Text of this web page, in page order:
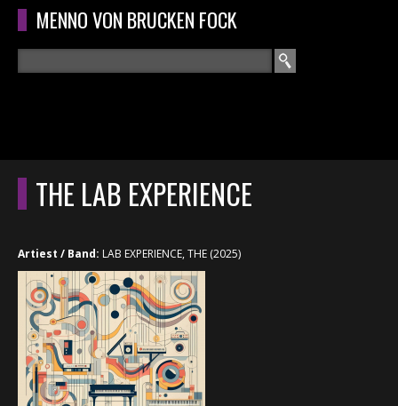
Overslaan en naar de algemene inhoud gaan
MENNO VON BRUCKEN FOCK
ZOEKVELD
HOOFDMENU HOME
CURRICULUM
RECENSIES
INTERVIEWS
CONCERTEN
CONCERTFOTO'S
THE LAB EXPERIENCE
Artiest / Band: LAB EXPERIENCE, THE (2025)